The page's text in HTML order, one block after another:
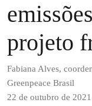
projeto
Fabiana Alves,
Greenpeace Brasil
22 de outubro de 2021